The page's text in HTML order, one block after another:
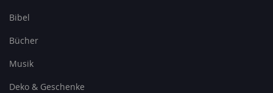
Bibel
Bücher
Musik
Deko & Geschenke